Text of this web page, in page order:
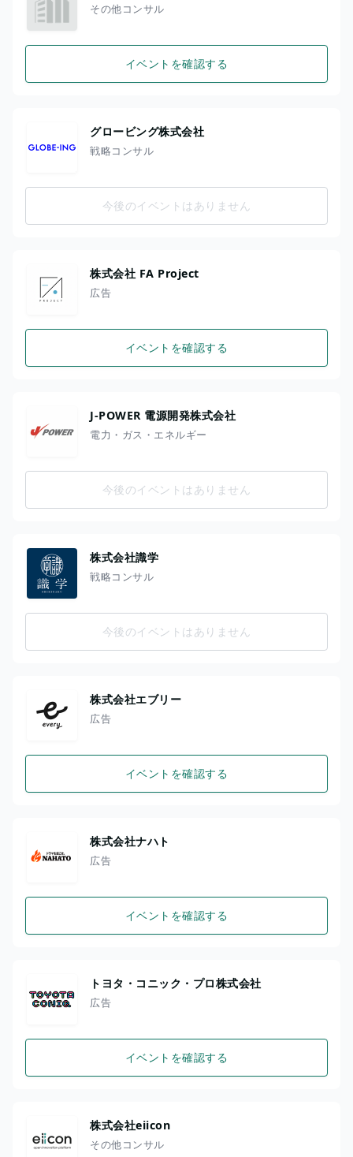
その他コンサル
イベントを確認する
グロービング株式会社
戦略コンサル
今後のイベントはありません
株式会社 FA Project
広告
イベントを確認する
J-POWER 電源開発株式会社
電力・ガス・エネルギー
今後のイベントはありません
株式会社識学
戦略コンサル
今後のイベントはありません
株式会社エブリー
広告
イベントを確認する
株式会社ナハト
広告
イベントを確認する
トヨタ・コニック・プロ株式会社
広告
イベントを確認する
株式会社eiicon
その他コンサル